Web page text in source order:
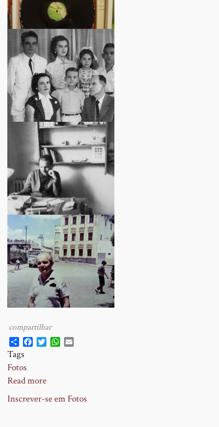
Share FacebookTwitterWhatsApp
Tags
Fotos
Read more
Inscrever-se em Fotos